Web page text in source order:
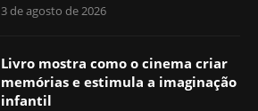
3 de agosto de 2026
Livro mostra como o cinema criar
memórias e estimula a imaginação
infantil